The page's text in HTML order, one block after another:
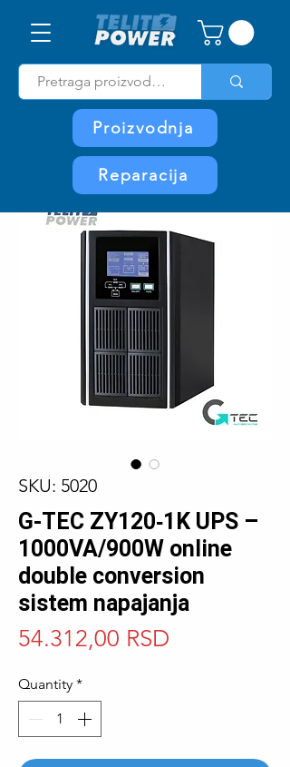
Proizvodnja
Reparacija
SKU: 5020
G-TEC ZY120‑1K UPS –
1000VA/900W online
double conversion
sistem napajanja
54.312,00 RSD
Quantity *